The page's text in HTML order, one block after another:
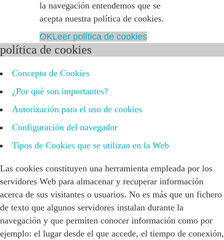
la navegación entendemos que se
acepta nuestra política de cookies.
OKLeer política de cookies
política de cookies
Concepto de Cookies
¿Por qué son importantes?
Autorización para el uso de cookies
Configuración del navegador
Tipos de Cookies que se utilizan en la Web
Las cookies constituyen una herramienta empleada por los
servidores Web para almacenar y recuperar información
acerca de sus visitantes o usuarios. No es más que un fichero
de texto que algunos servidores instalan durante la
navegación y que permiten conocer información como por
ejemplo: el lugar desde el que accede, el tiempo de conexión,